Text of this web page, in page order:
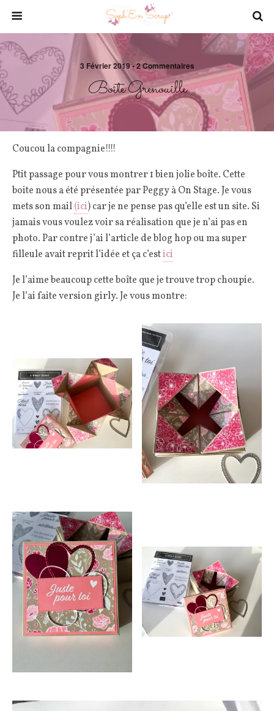
3 Février 2019 • 2 Commentaires
Boîte Grenouille
Coucou la compagnie!!!!
Ptit passage pour vous montrer 1 bien jolie boîte. Cette
boite nous a été présentée par Peggy à On Stage. Je vous
mets son mail(ici) car je ne pense pas qu’elle est un site. Si
jamais vous voulez voir sa réalisation que je n’ai pas en
photo. Par contre j’ai l’article de blog hop ou ma super
filleule avait reprit l’idée et ça c’estici
Je l’aime beaucoup cette boîte que je trouve trop choupie.
Je l’ai faite version girly. Je vous montre: